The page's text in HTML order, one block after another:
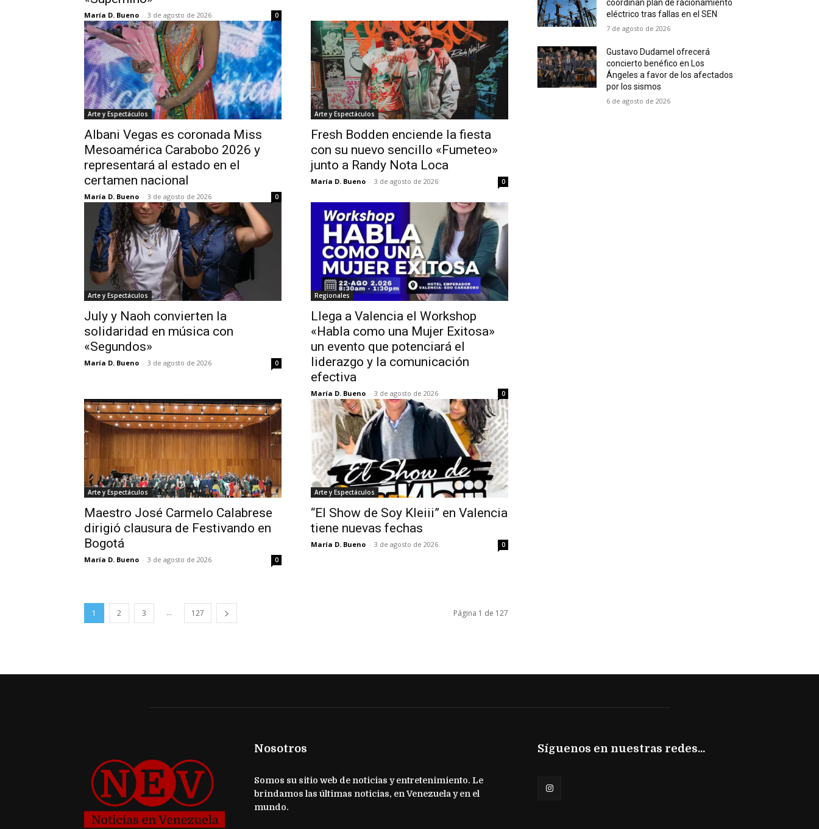
María D. Bueno - 3 de agosto de 2026 0
Arte y Espectáculos
Albani Vegas es coronada Miss
Mesoamérica Carabobo 2026 y
representará al estado en el
certamen nacional
María D. Bueno - 3 de agosto de 2026 0
Arte y Espectáculos
Fresh Bodden enciende la fiesta
con su nuevo sencillo «Fumeteo»
junto a Randy Nota Loca
María D. Bueno - 3 de agosto de 2026 0
Arte y Espectáculos
July y Naoh convierten la
solidaridad en música con
«Segundos»
María D. Bueno - 3 de agosto de 2026 0
Regionales
Llega a Valencia el Workshop
«Habla como una Mujer Exitosa»
un evento que potenciará el
liderazgo y la comunicación
efectiva
María D. Bueno - 3 de agosto de 2026 0
Arte y Espectáculos
Maestro José Carmelo Calabrese
dirigió clausura de Festivando en
Bogotá
María D. Bueno - 3 de agosto de 2026 0
Arte y Espectáculos
“El Show de Soy Kleiii” en Valencia
tiene nuevas fechas
María D. Bueno - 3 de agosto de 2026 0
1 2 3 ... 127 Página 1 de 127
coordinan plan de racionamiento
eléctrico tras fallas en el SEN
7 de agosto de 2026
Gustavo Dudamel ofrecerá
concierto benéfico en Los
Ángeles a favor de los afectados
por los sismos
6 de agosto de 2026
Nosotros
Somos su sitio web de noticias y entretenimiento. Le
brindamos las últimas noticias, en Venezuela y en el
mundo.
Síguenos en nuestras redes...